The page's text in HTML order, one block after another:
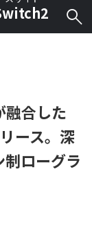
融合した
ース。深
ローグラ